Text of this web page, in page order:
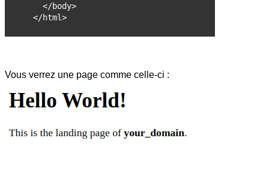
</body>
</html>
Vous verrez une page comme celle-ci :